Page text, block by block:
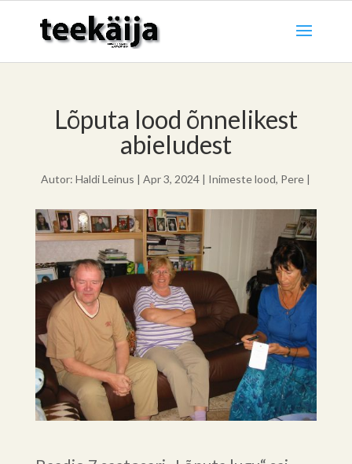
Lõputa lood õnnelikest
abieludest
Autor:Haldi Leinus |Apr 3, 2024 | Inimeste lood, Pere |